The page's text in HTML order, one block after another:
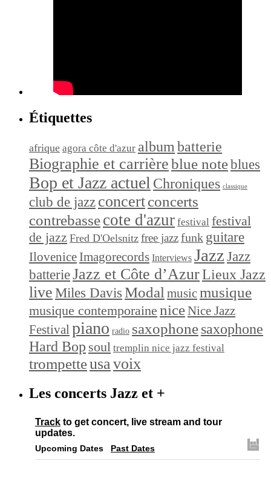
Étiquettes
afrique agora côte d'azur album batterie
Biographie et carrièreblue noteblues
Bop et Jazz actuel Chroniques classique
club de jazz concertconcerts
contrebassecote d'azur festival festival
de jazz Fred D'Oelsnitz free jazzfunk guitare
Ilovenice Imagorecords Interviews Jazz Jazz
batterieJazz et Côte d’AzurLieux Jazz
live Miles Davis Modal musicmusique
musique contemporaine niceNice Jazz
Festivalpiano radio saxophonesaxophone
Hard Bop soul tremplin nice jazz festival
trompetteusavoix
Les concerts Jazz et +
Track to get concert, live stream and tour
updates.
Upcoming Dates Past Dates